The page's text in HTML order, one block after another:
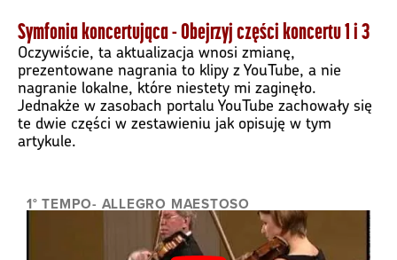
Symfonia koncertująca - Obejrzyj części koncertu 1 i 3
Oczywiście, ta aktualizacja wnosi zmianę,
prezentowane nagrania to klipy z YouTube, a nie
nagranie lokalne, które niestety mi zaginęło.
Jednakże w zasobach portalu YouTube zachowały się
te dwie części w zestawieniu jak opisuję w tym
artykule.
1° TEMPO- ALLEGRO MAESTOSO